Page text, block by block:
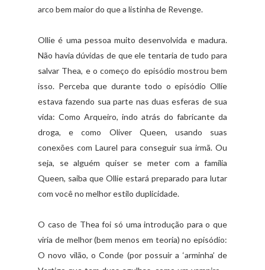
arco bem maior do que a listinha de Revenge.
Ollie é uma pessoa muito desenvolvida e madura.
Não havia dúvidas de que ele tentaria de tudo para
salvar Thea, e o começo do episódio mostrou bem
isso. Perceba que durante todo o episódio Ollie
estava fazendo sua parte nas duas esferas de sua
vida: Como Arqueiro, indo atrás do fabricante da
droga, e como Oliver Queen, usando suas
conexões com Laurel para conseguir sua irmã. Ou
seja, se alguém quiser se meter com a família
Queen, saiba que Ollie estará preparado para lutar
com você no melhor estilo duplicidade.
O caso de Thea foi só uma introdução para o que
viria de melhor (bem menos em teoria) no episódio:
O novo vilão, o Conde (por possuir a ‘arminha’ de